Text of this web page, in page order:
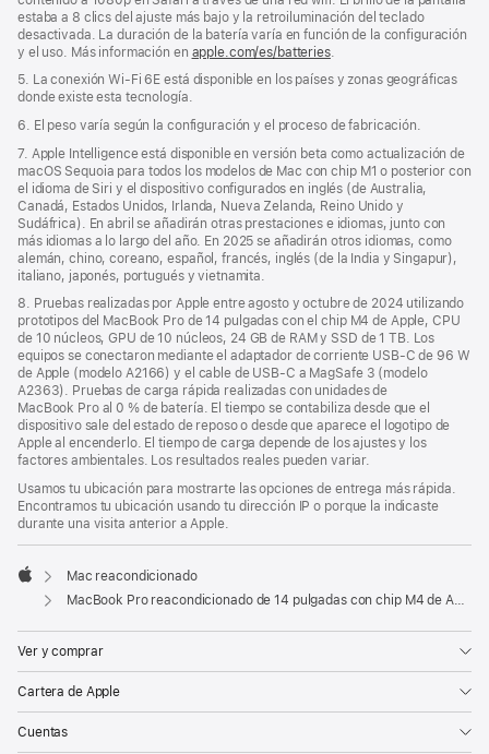
estaba a 8 clics del ajuste más bajo y la retroiluminación del teclado
desactivada. La duración de la batería varía en función de la configuración
y el uso. Más información en apple.com/es/batteries.
5. La conexión Wi‑Fi 6E está disponible en los países y zonas geográficas
donde existe esta tecnología.
6. El peso varía según la configuración y el proceso de fabricación.
7. Apple Intelligence está disponible en versión beta como actualización de
macOS Sequoia para todos los modelos de Mac con chip M1 o posterior con
el idioma de Siri y el dispositivo configurados en inglés (de Australia,
Canadá, Estados Unidos, Irlanda, Nueva Zelanda, Reino Unido y
Sudáfrica). En abril se añadirán otras prestaciones e idiomas, junto con
más idiomas a lo largo del año. En 2025 se añadirán otros idiomas, como
alemán, chino, coreano, español, francés, inglés (de la India y Singapur),
italiano, japonés, portugués y vietnamita.
8. Pruebas realizadas por Apple entre agosto y octubre de 2024 utilizando
prototipos del MacBook Pro de 14 pulgadas con el chip M4 de Apple, CPU
de 10 núcleos, GPU de 10 núcleos, 24 GB de RAM y SSD de 1 TB. Los
equipos se conectaron mediante el adaptador de corriente USB‑C de 96 W
de Apple (modelo A2166) y el cable de USB‑C a MagSafe 3 (modelo
A2363). Pruebas de carga rápida realizadas con unidades de
MacBook Pro al 0 % de batería. El tiempo se contabiliza desde que el
dispositivo sale del estado de reposo o desde que aparece el logotipo de
Apple al encenderlo. El tiempo de carga depende de los ajustes y los
factores ambientales. Los resultados reales pueden variar.
Usamos tu ubicación para mostrarte las opciones de entrega más rápida.
Encontramos tu ubicación usando tu dirección IP o porque la indicaste
durante una visita anterior a Apple.
Apple
Mac reacondicionado
MacBook Pro reacondicionado de 14 pulgadas con chip M4 de Apple, CPU de 10 núcleos y GPU de 10 núcleos - Plata
Ver y comprar
Cartera de Apple
Cuentas